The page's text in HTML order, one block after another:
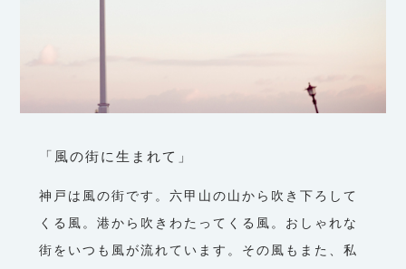
「風の街に生まれて」
神戸は風の街です。六甲山の山から吹き下ろして
くる風。港から吹きわたってくる風。おしゃれな
街をいつも風が流れています。その風もまた、私